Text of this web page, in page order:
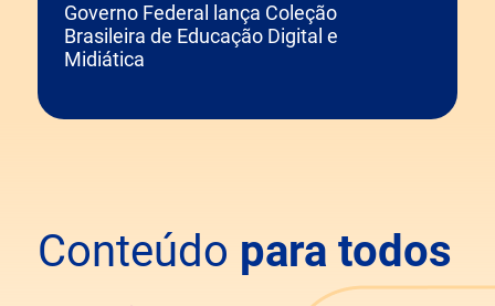
Governo Federal lança Coleção
Brasileira de Educação Digital e
Midiática
Conteúdo para todos